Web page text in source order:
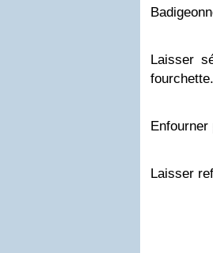
Laisser
fourchette.
Enfourner
Laisser